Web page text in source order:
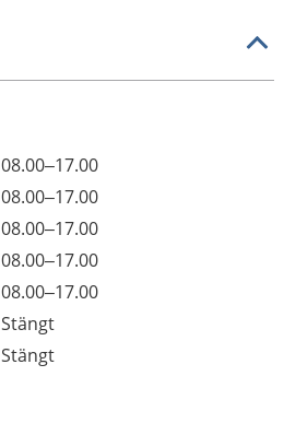
08.00–17.00
08.00–17.00
08.00–17.00
08.00–17.00
08.00–17.00
Stängt
Stängt